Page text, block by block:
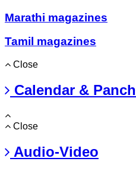
Marathi magazines
Tamil magazines
Close
Calendar &
Close
Audio-Video